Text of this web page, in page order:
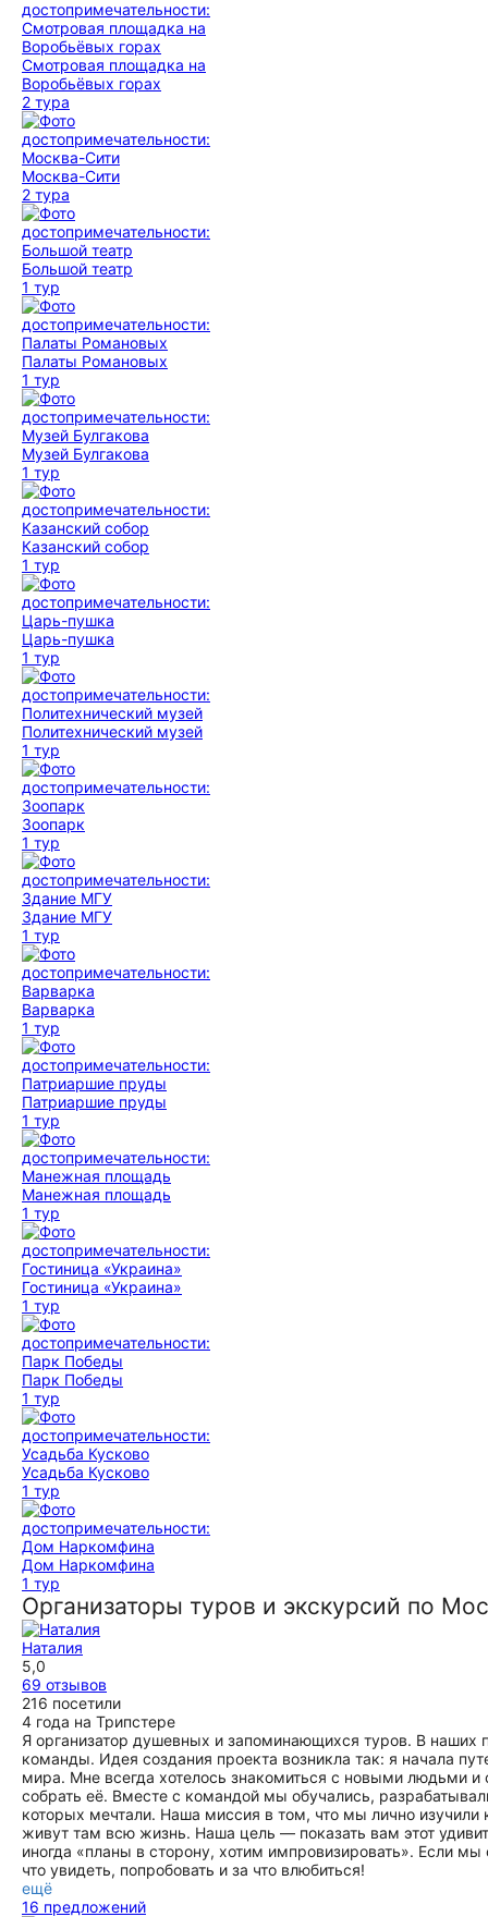
Смотровая площадка на
Воробьёвых горах
2 тура
Москва-Сити
2 тура
Большой театр
1 тур
Палаты Романовых
1 тур
Музей Булгакова
1 тур
Казанский собор
1 тур
Царь-пушка
1 тур
Политехнический музей
1 тур
Зоопарк
1 тур
Здание МГУ
1 тур
Варварка
1 тур
Патриаршие пруды
1 тур
Манежная площадь
1 тур
Гостиница «Украина»
1 тур
Парк Победы
1 тур
Усадьба Кусково
1 тур
Дом Наркомфина
1 тур
Организаторы туров и экскурсий по
Наталия
5,0
69 отзывов
216 посетили
4 года на Трипстере
Я организатор душевных и запоминающихся туров. В наших
команды. Идея создания проекта возникла так: я начала
мира. Мне всегда хотелось знакомиться с новыми людьми
собрать её. Вместе с командой мы обучались,
которых мечтали. Наша миссия в том, что мы лично
живут там всю жизнь. Наша цель — показать вам этот
иногда «планы в сторону, хотим импровизировать». Если
что увидеть, попробовать и за что влюбиться!
ещё
16 предложений